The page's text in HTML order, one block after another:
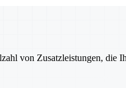
von Zusatzleistungen, die